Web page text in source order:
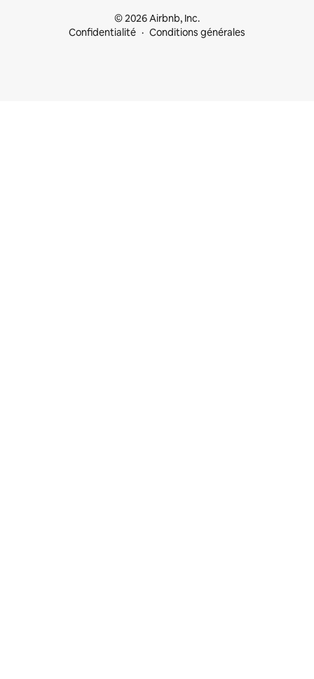
© 2026 Airbnb, Inc.
Confidentialité
Conditions générales